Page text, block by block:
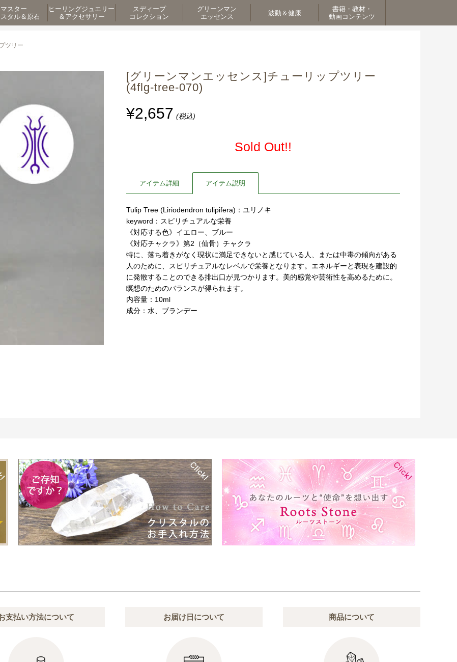
マスター
タル＆原石
ヒーリングジュエリー
＆アクセサリー
スディープ
コレクション
グリーンマン
エッセンス
波動＆健康
書籍・教材・
動画コンテンツ
ツリー
[グリーンマンエッセンス]チューリップツリー
(4flg-tree-070)
¥2,657 (税込)
Sold Out!!
アイテム詳細 アイテム説明
Tulip Tree (Liriodendron tulipifera)：ユリノキ
keyword：スピリチュアルな栄養
《対応する色》イエロー、ブルー
《対応チャクラ》第2（仙骨）チャクラ
特に、落ち着きがなく現状に満足できないと感じている人、または中毒の傾向がある
人のために、スピリチュアルなレベルで栄養となります。エネルギーと表現を建設的
に発散することのできる排出口が見つかります。美的感覚や芸術性を高めるために。
瞑想のためのバランスが得られます。
内容量：10ml
成分：水、ブランデー
支払い方法について お届け日について 商品について